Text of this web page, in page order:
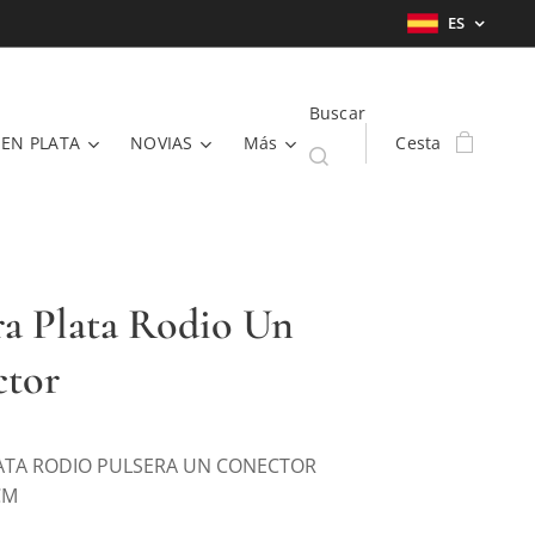
ES
PLATA NOVIAS Más
Buscar
Cesta
Plata Rodio Un
RODIO PULSERA UN CONECTOR